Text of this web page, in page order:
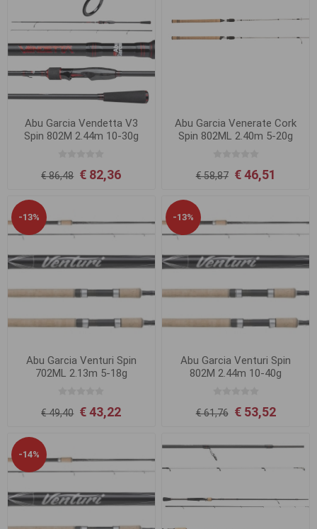
Abu Garcia Vendetta V3
Spin 802M 2.44m 10-30g
€ 86,48 € 82,36
Abu Garcia Venerate Cork
Spin 802ML 2.40m 5-20g
€ 58,87 € 46,51
-13%
Abu Garcia Venturi Spin
702ML 2.13m 5-18g
€ 49,40 € 43,22
-13%
Abu Garcia Venturi Spin
802M 2.44m 10-40g
€ 61,76 € 53,52
-14%